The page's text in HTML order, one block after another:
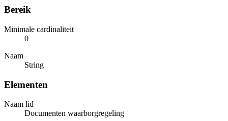
Bereik
Minimale cardinaliteit
0
Naam
String
Elementen
Naam lid
Documenten waarborgregeling